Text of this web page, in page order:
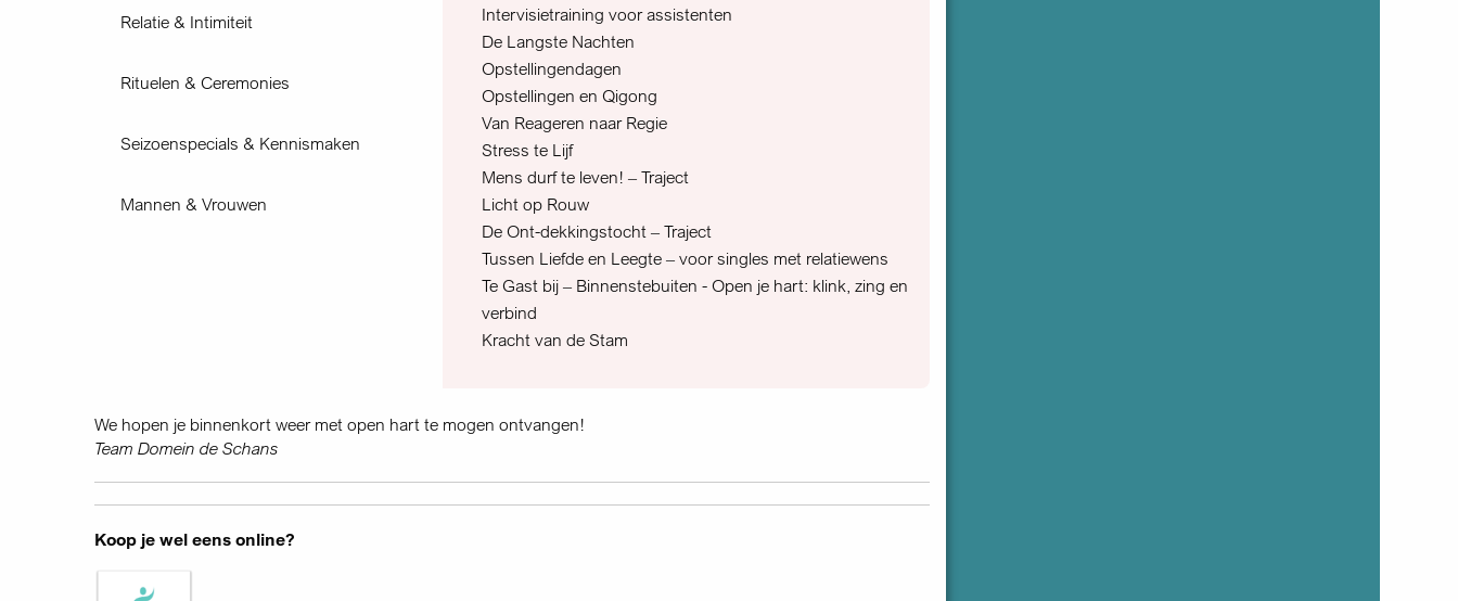
Relatie & Intimiteit
Rituelen & Ceremonies
Seizoenspecials & Kennismaken
Mannen & Vrouwen
Intervisietraining voor assistenten
De Langste Nachten
Opstellingendagen
Opstellingen en Qigong
Van Reageren naar Regie
Stress te Lijf
Mens durf te leven! – Traject
Licht op Rouw
De Ont-dekkingstocht – Traject
Tussen Liefde en Leegte – voor singles met relatiewens
Te Gast bij – Binnenstebuiten - Open je hart: klink, zing en
verbind
Kracht van de Stam
We hopen je binnenkort weer met open hart te mogen ontvangen!
Team Domein de Schans
Koop je wel eens online?